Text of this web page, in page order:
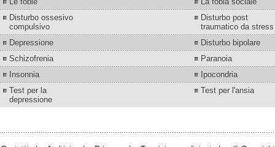
Disturbo ossesivo
compulsivo
Disturbo post
traumatico da stress
Depressione
Disturbo bipolare
Schizofrenia
Paranoia
Insonnia
Ipocondria
Test per la
depressione
Test per l'ansia